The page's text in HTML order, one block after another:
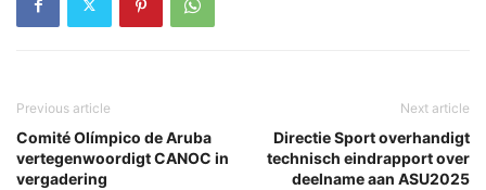
Previous article
Comité Olímpico de Aruba
vertegenwoordigt CANOC in
vergadering
Next article
Directie Sport overhandigt
technisch eindrapport over
deelname aan ASU2025